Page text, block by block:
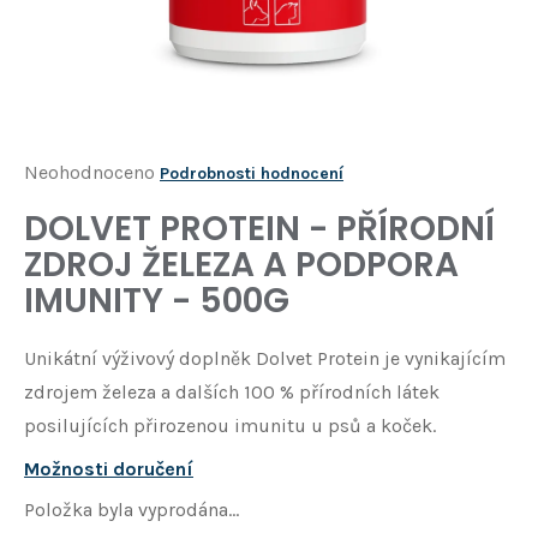
Průměrné
produktu
je
0,0
5
hvězdiček.
Neohodnoceno Podrobnosti hodnocení
DOLVET PROTEIN - PŘÍRODNÍ
ZDROJ ŽELEZA A PODPORA
IMUNITY - 500G
Unikátní výživový doplněk Dolvet Protein je vynikajícím
zdrojem železa a dalších 100 % přírodních látek
posilujících přirozenou imunitu u psů a koček.
Možnosti doručení
Položka byla vyprodána…
D
o
p
o
u
č
u
j
e
m
e